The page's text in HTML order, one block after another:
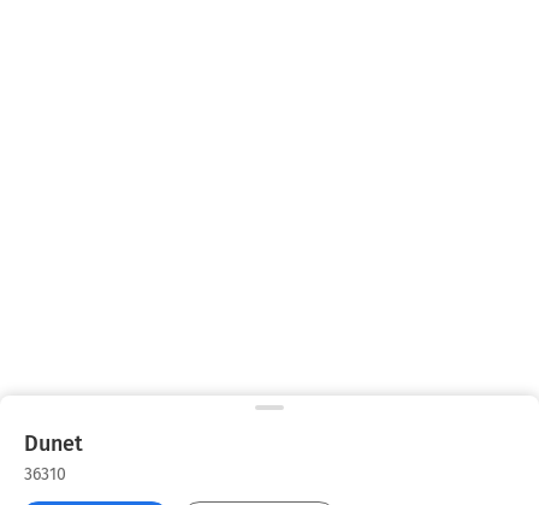
Dunet
36310